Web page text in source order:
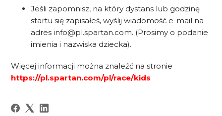
Jeśli zapomnisz, na który dystans lub godzinę
startu się zapisałeś, wyślij wiadomość e-mail na
adres info@pl.spartan.com. (Prosimy o podanie
imienia i nazwiska dziecka).
Więcej informacji można znaleźć na stronie
https://pl.spartan.com/pl/race/kids